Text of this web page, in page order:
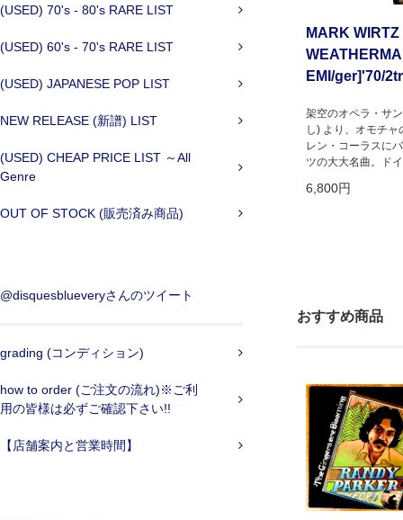
(USED) 70's - 80's RARE LIST
(USED) 60's - 70's RARE LIST
(USED) JAPANESE POP LIST
NEW RELEASE (新譜) LIST
(USED) CHEAP PRICE LIST ～All
Genre
OUT OF STOCK (販売済み商品)
@disquesblueveryさんのツイート
grading (コンディション)
how to order (ご注文の流れ)※ご利
用の皆様は必ずご確認下さい!!
【店舗案内と営業時間】
MARK
EMI/ger]'70/
架空のオペラ・サ
し) より、オモチ
レン・コーラスに
ツの大大名曲。ド
6,800円
おすすめ商品